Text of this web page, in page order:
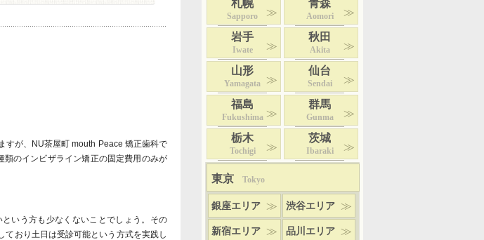
すが、NU茶屋町 mouth Peace 矯正歯科で
のインビザライン矯正の固定費用のみが
いう方も少なくないことでしょう。その
ており土日は受診可能という方式を実践し
札幌
Sapporo
青森
Aomori
岩手
Iwate
秋田
Akita
山形
Yamagata
仙台
Sendai
福島
Fukushima
群馬
Gunma
栃木
Tochigi
茨城
Ibaraki
東京 Tokyo
銀座エリア 渋谷エリア
新宿エリア 品川エリア